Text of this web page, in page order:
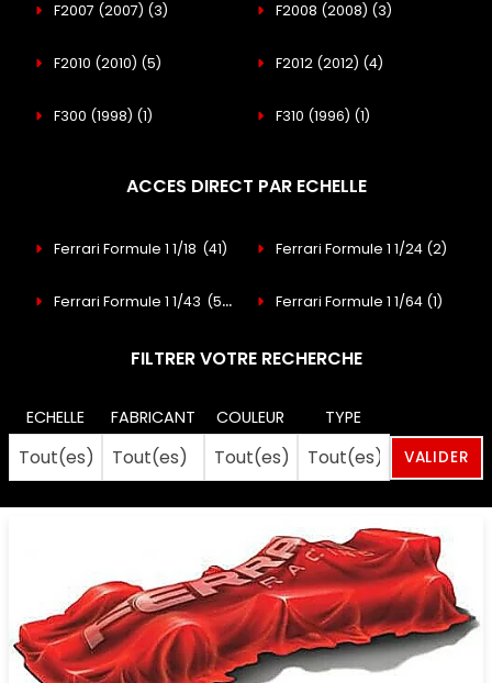
F2007 (2007) (3) F2008 (2008) (3)
F2010 (2010) (5) F2012 (2012) (4)
F300 (1998) (1) F310 (1996) (1)
ACCES DIRECT PAR ECHELLE
Ferrari Formule 1 1/18 (41) Ferrari Formule 1 1/24 (2)
Ferrari Formule 1 1/43 (56) Ferrari Formule 1 1/64 (1)
FILTRER VOTRE RECHERCHE
ECHELLE FABRICANT COULEUR TYPE